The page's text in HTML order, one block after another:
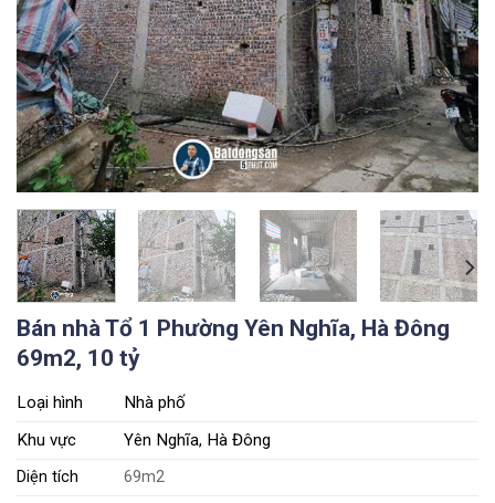
Bán nhà Tổ 1 Phường Yên Nghĩa, Hà Đông
69m2, 10 tỷ
Loại hình
Nhà phố
Khu vực
Yên Nghĩa, Hà Đông
Diện tích
69m2